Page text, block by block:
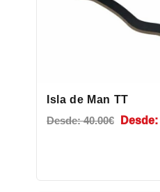
Isla de Man TT
Desde:40.00€ Desde: